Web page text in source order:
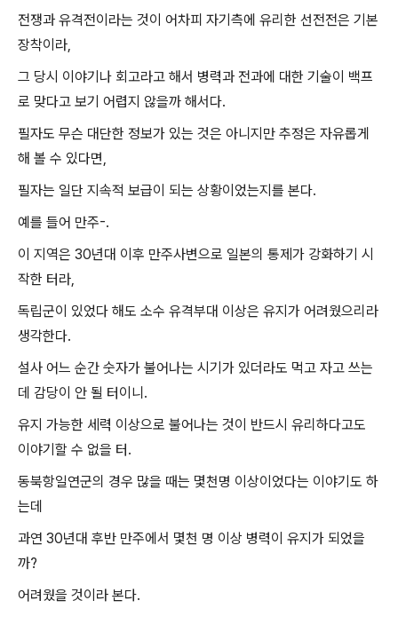
전쟁과 유격전이라는 것이 어차피 자기측에 유리한 선전전은 기본
장착이라,
그 당시 이야기나 회고라고 해서 병력과 전과에 대한 기술이 백프
로 맞다고 보기 어렵지 않을까 해서다.
필자도 무슨 대단한 정보가 있는 것은 아니지만 추정은 자유롭게
해 볼 수 있다면,
필자는 일단 지속적 보급이 되는 상황이었는지를 본다.
예를 들어 만주-.
이 지역은 30년대 이후 만주사변으로 일본의 통제가 강화하기 시
작한 터라,
독립군이 있었다 해도 소수 유격부대 이상은 유지가 어려웠으리라
생각한다.
설사 어느 순간 숫자가 불어나는 시기가 있더라도 먹고 자고 쓰는
데 감당이 안 될 터이니.
유지 가능한 세력 이상으로 불어나는 것이 반드시 유리하다고도
이야기할 수 없을 터.
동북항일연군의 경우 많을 때는 몇천명 이상이었다는 이야기도 하
는데
과연 30년대 후반 만주에서 몇천 명 이상 병력이 유지가 되었을
까?
어려웠을 것이라 본다.